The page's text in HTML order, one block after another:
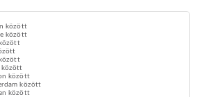
között
között
között
között
között
között